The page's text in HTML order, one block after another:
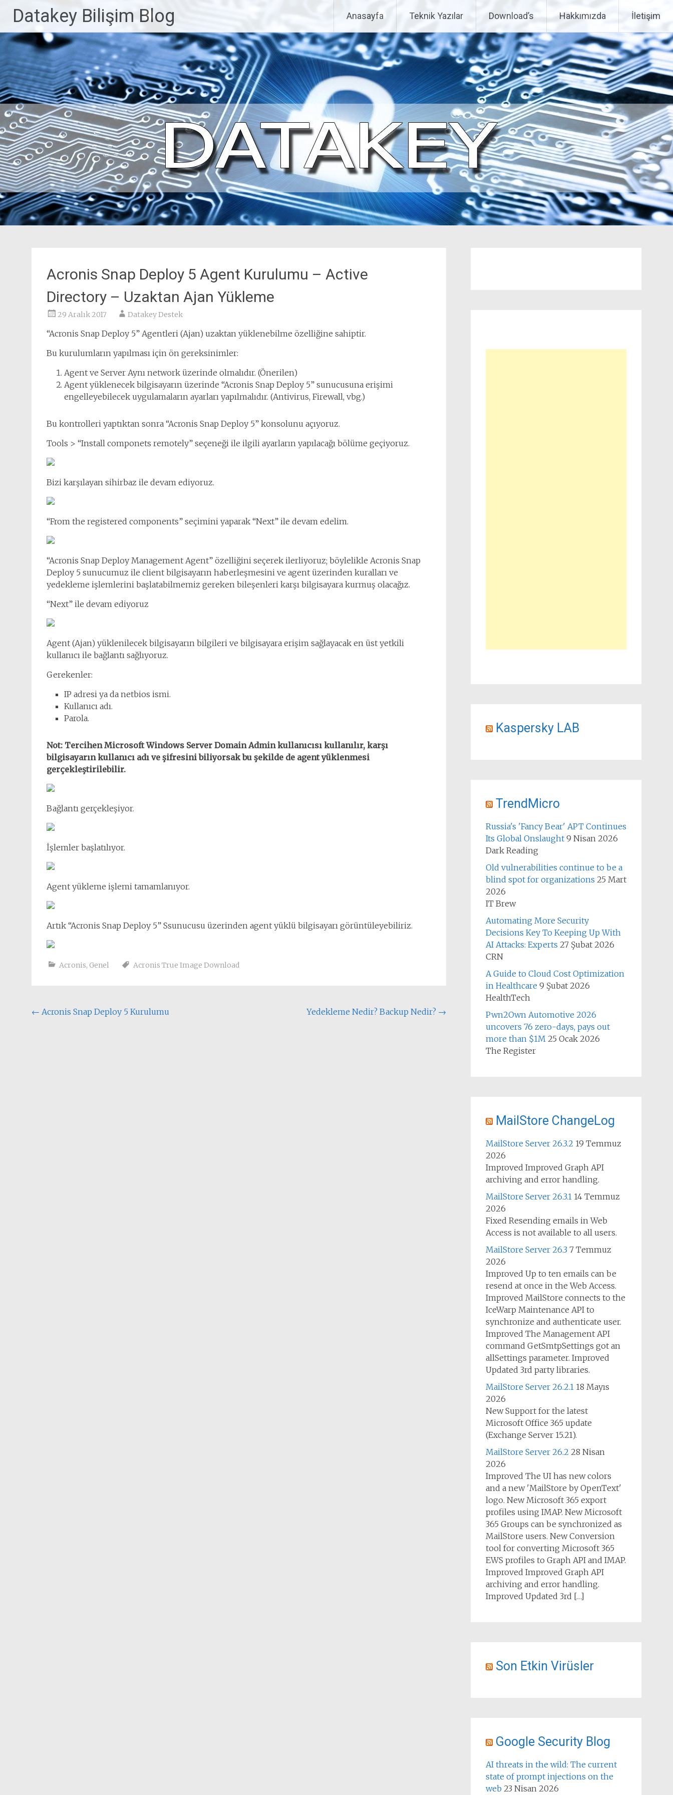
Datakey Bilişim Blog Anasayfa Teknik Yazılar Download’s Hakkımızda İletişim
Acronis Snap Deploy 5 Agent Kurulumu – Active
Directory – Uzaktan Ajan Yükleme
29 Aralık 2017 Datakey Destek
“Acronis Snap Deploy 5” Agentleri (Ajan) uzaktan yüklenebilme özelliğine sahiptir.
Bu kurulumların yapılması için ön gereksinimler:
Agent ve Server Aynı network üzerinde olmalıdır. (Önerilen)
Agent yüklenecek bilgisayarın üzerinde “Acronis Snap Deploy 5” sunucusuna erişimi
engelleyebilecek uygulamaların ayarları yapılmalıdır. (Antivirus, Firewall, vbg.)
Bu kontrolleri yaptıktan sonra “Acronis Snap Deploy 5” konsolunu açıyoruz.
Tools > “Install componets remotely” seçeneği ile ilgili ayarların yapılacağı bölüme geçiyoruz.
Bizi karşılayan sihirbaz ile devam ediyoruz.
“From the registered components” seçimini yaparak “Next” ile devam edelim.
“Acronis Snap Deploy Management Agent” özelliğini seçerek ilerliyoruz; böylelikle Acronis Snap
Deploy 5 sunucumuz ile client bilgisayarın haberleşmesini ve agent üzerinden kuralları ve
yedekleme işlemlerini başlatabilmemiz gereken bileşenleri karşı bilgisayara kurmuş olacağız.
“Next” ile devam ediyoruz
Agent (Ajan) yüklenilecek bilgisayarın bilgileri ve bilgisayara erişim sağlayacak en üst yetkili
kullanıcı ile bağlantı sağlıyoruz.
Gerekenler:
IP adresi ya da netbios ismi.
Kullanıcı adı.
Parola.
Not: Tercihen Microsoft Windows Server Domain Admin kullanıcısı kullanılır, karşı
bilgisayarın kullanıcı adı ve şifresini biliyorsak bu şekilde de agent yüklenmesi
gerçekleştirilebilir.
Bağlantı gerçekleşiyor.
İşlemler başlatılıyor.
Agent yükleme işlemi tamamlanıyor.
Artık “Acronis Snap Deploy 5” Ssunucusu üzerinden agent yüklü bilgisayarı görüntüleyebiliriz.
Acronis, Genel Acronis True Image Download
Yazı
← Acronis Snap Deploy 5 Kurulumu Yedekleme Nedir? Backup Nedir? →
Kaspersky LAB
TrendMicro
Russia's 'Fancy Bear' APT Continues
Its Global Onslaught 9 Nisan 2026
Dark Reading
Old vulnerabilities continue to be a
blind spot for organizations 25 Mart
2026
IT Brew
Automating More Security
Decisions Key To Keeping Up With
AI Attacks: Experts 27 Şubat 2026
CRN
A Guide to Cloud Cost Optimization
in Healthcare 9 Şubat 2026
HealthTech
Pwn2Own Automotive 2026
uncovers 76 zero-days, pays out
more than $1M 25 Ocak 2026
The Register
MailStore ChangeLog
MailStore Server 26.3.2 19 Temmuz
2026
Improved Improved Graph API
archiving and error handling.
MailStore Server 26.3.1 14 Temmuz
2026
Fixed Resending emails in Web
Access is not available to all users.
MailStore Server 26.3 7 Temmuz
2026
Improved Up to ten emails can be
resend at once in the Web Access.
Improved MailStore connects to the
IceWarp Maintenance API to
synchronize and authenticate user.
Improved The Management API
command GetSmtpSettings got an
allSettings parameter. Improved
Updated 3rd party libraries.
MailStore Server 26.2.1 18 Mayıs
2026
New Support for the latest
Microsoft Office 365 update
(Exchange Server 15.21).
MailStore Server 26.2 28 Nisan
2026
Improved The UI has new colors
and a new 'MailStore by OpenText'
logo. New Microsoft 365 export
profiles using IMAP. New Microsoft
365 Groups can be synchronized as
MailStore users. New Conversion
tool for converting Microsoft 365
EWS profiles to Graph API and IMAP.
Improved Improved Graph API
archiving and error handling.
Improved Updated 3rd […]
Son Etkin Virüsler
Google Security Blog
AI threats in the wild: The current
state of prompt injections on the
web 23 Nisan 2026